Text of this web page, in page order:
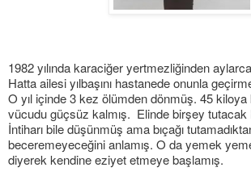
1982 yılında karaciğer yertmezliğinden
Hatta ailesi yılbaşını hastanede onunla
O yıl içinde 3 kez ölümden dönmüş. 45
vücudu güçsüz kalmış. Elinde birşey tutacak
İntiharı bile düşünmüş ama bıçağı
beceremeyeceğini anlamış. O da yemek
diyerek kendine eziyet etmeye başlamış.